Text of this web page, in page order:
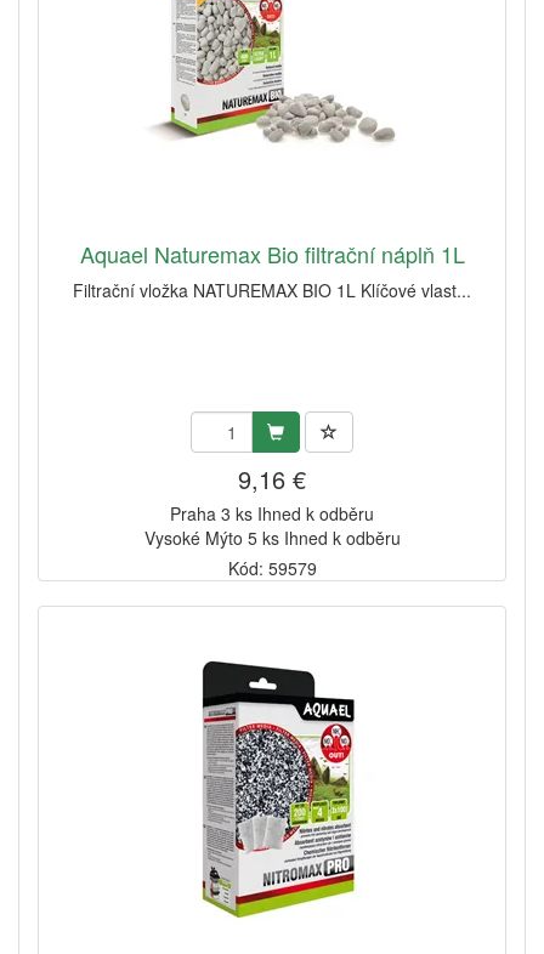
Aquael Naturemax Bio filtrační náplň 1L
Filtrační vložka NATUREMAX BIO 1L Klíčové vlast...
9,16 €
Praha 3 ks Ihned k odběru
Vysoké Mýto 5 ks Ihned k odběru
Kód: 59579